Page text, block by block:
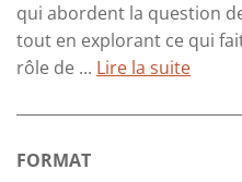
qui abordent la question
tout en explorant ce qui
rôle de ... Lire la suite
FORMAT